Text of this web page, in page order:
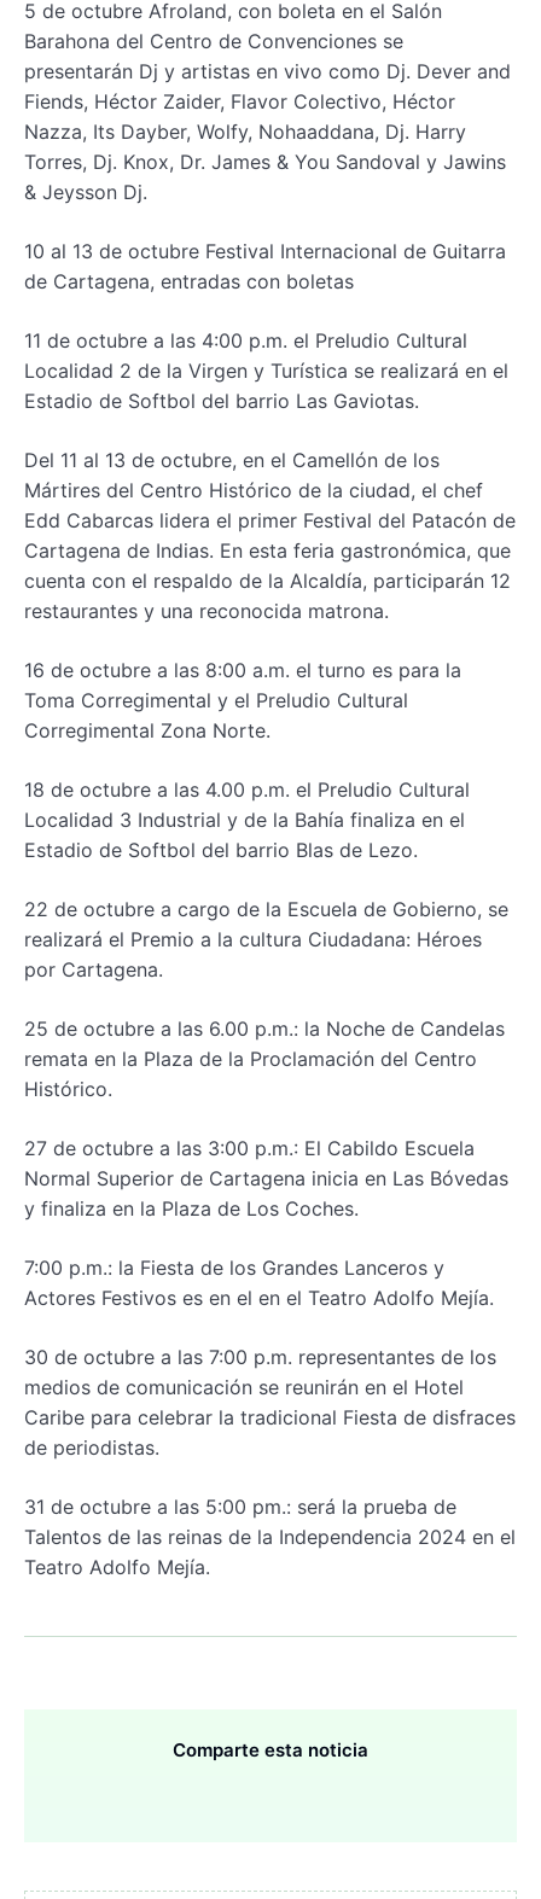
5 de octubre Afroland, con boleta en el Salón
Barahona del Centro de Convenciones se
presentarán Dj y artistas en vivo como Dj. Dever and
Fiends, Héctor Zaider, Flavor Colectivo, Héctor
Nazza, Its Dayber, Wolfy, Nohaaddana, Dj. Harry
Torres, Dj. Knox, Dr. James & You Sandoval y Jawins
& Jeysson Dj.
10 al 13 de octubre Festival Internacional de Guitarra
de Cartagena, entradas con boletas
11 de octubre a las 4:00 p.m. el Preludio Cultural
Localidad 2 de la Virgen y Turística se realizará en el
Estadio de Softbol del barrio Las Gaviotas.
Del 11 al 13 de octubre, en el Camellón de los
Mártires del Centro Histórico de la ciudad, el chef
Edd Cabarcas lidera el primer Festival del Patacón de
Cartagena de Indias. En esta feria gastronómica, que
cuenta con el respaldo de la Alcaldía, participarán 12
restaurantes y una reconocida matrona.
16 de octubre a las 8:00 a.m. el turno es para la
Toma Corregimental y el Preludio Cultural
Corregimental Zona Norte.
18 de octubre a las 4.00 p.m. el Preludio Cultural
Localidad 3 Industrial y de la Bahía finaliza en el
Estadio de Softbol del barrio Blas de Lezo.
22 de octubre a cargo de la Escuela de Gobierno, se
realizará el Premio a la cultura Ciudadana: Héroes
por Cartagena.
25 de octubre a las 6.00 p.m.: la Noche de Candelas
remata en la Plaza de la Proclamación del Centro
Histórico.
27 de octubre a las 3:00 p.m.: El Cabildo Escuela
Normal Superior de Cartagena inicia en Las Bóvedas
y finaliza en la Plaza de Los Coches.
7:00 p.m.: la Fiesta de los Grandes Lanceros y
Actores Festivos es en el en el Teatro Adolfo Mejía.
30 de octubre a las 7:00 p.m. representantes de los
medios de comunicación se reunirán en el Hotel
Caribe para celebrar la tradicional Fiesta de disfraces
de periodistas.
31 de octubre a las 5:00 pm.: será la prueba de
Talentos de las reinas de la Independencia 2024 en el
Teatro Adolfo Mejía.
Comparte esta noticia